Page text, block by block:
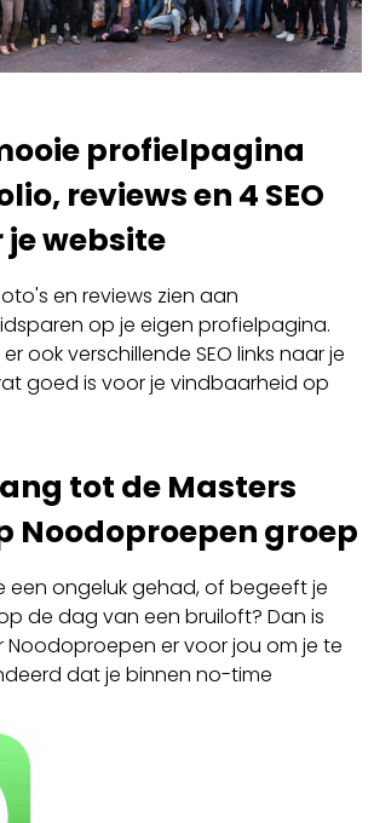
profielpagina
reviews en 4 SEO
website
en reviews zien aan
op je eigen profielpagina.
ook verschillende SEO links naar je
goed is voor je vindbaarheid op
tot de Masters
Noodoproepen groep
een ongeluk gehad, of begeeft je
de dag van een bruiloft? Dan is
er voor jou om je te
dat je binnen no-time